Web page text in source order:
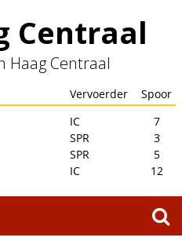
Centraal
Haag Centraal